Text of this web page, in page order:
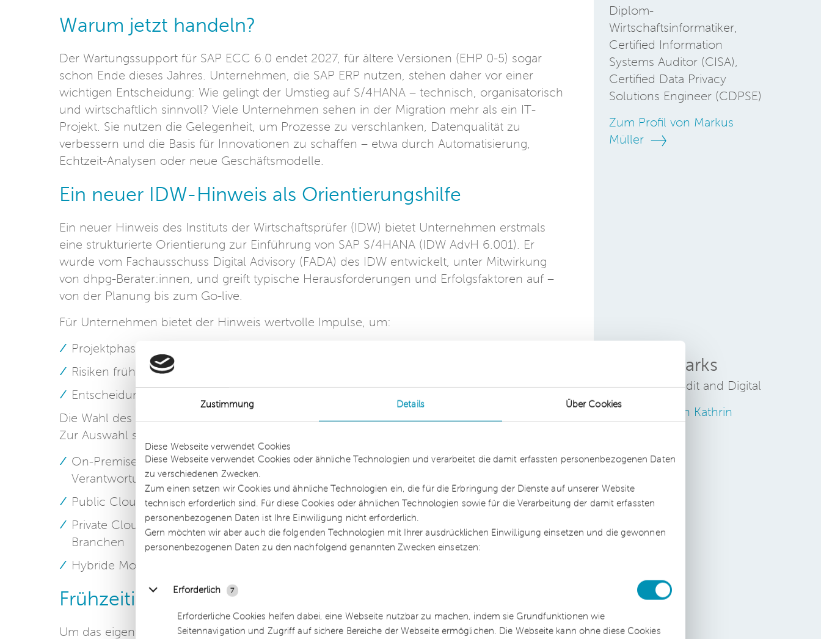
Zustimmung Details Über Cookies
Diese Webseite verwendet Cookies
Diese Webseite verwendet Cookies oder ähnliche Technologien und verarbeitet die damit erfassten personenbezogenen Daten
zu verschiedenen Zwecken.
Zum einen setzen wir Cookies und ähnliche Technologien ein, die für die Erbringung der Dienste auf unserer Website
technisch erforderlich sind. Für diese Cookies oder ähnlichen Technologien sowie für die Verarbeitung der damit erfassten
personenbezogenen Daten ist Ihre Einwilligung nicht erforderlich.
Gern möchten wir aber auch die folgenden Technologien mit Ihrer ausdrücklichen Einwilligung einsetzen und die gewonnen
personenbezogenen Daten zu den nachfolgend genannten Zwecken einsetzen:
Erforderlich 7
Erforderliche Cookies helfen dabei, eine Webseite nutzbar zu machen, indem sie Grundfunktionen wie
Seitennavigation und Zugriff auf sichere Bereiche der Webseite ermöglichen. Die Webseite kann ohne diese Cookies
Warum jetzt handeln?
Der Wartungssupport für SAP ECC 6.0 endet 2027, für ältere Versionen (EHP 0-5) sogar
schon Ende dieses Jahres. Unternehmen, die SAP ERP nutzen, stehen daher vor einer
wichtigen Entscheidung: Wie gelingt der Umstieg auf S/4HANA – technisch, organisatorisch
und wirtschaftlich sinnvoll? Viele Unternehmen sehen in der Migration mehr als ein IT-
Projekt. Sie nutzen die Gelegenheit, um Prozesse zu verschlanken, Datenqualität zu
verbessern und die Basis für Innovationen zu schaffen – etwa durch Automatisierung,
Echtzeit-Analysen oder neue Geschäftsmodelle.
Ein neuer IDW-Hinweis als Orientierungshilfe
Ein neuer Hinweis des Instituts der Wirtschaftsprüfer (IDW) bietet Unternehmen erstmals
eine strukturierte Orientierung zur Einführung von SAP S/4HANA (IDW AdvH 6.001). Er
wurde vom Fachausschuss Digital Advisory (FADA) des IDW entwickelt, unter Mitwirkung
von dhpg-Berater:innen, und greift typische Herausforderungen und Erfolgsfaktoren auf –
von der Planung bis zum Go-live.
Für Unternehmen bietet der Hinweis wertvolle Impulse, um:
Projektphasen klar zu strukturieren,
Risiken frühzeitig zu erkennen und
Entscheidungen zu Betriebsmodellen und Migrationsstrategien fundiert zu treffen.
Die Wahl des passenden Betriebsmodells ist ein zentraler Baustein der S/4HANA-Strategie.
Zur Auswahl stehen:
On-Premise: maximale Kontrolle über Systeme und Daten – aber auch volle
Verantwortung
Public Cloud: schnelle Einführung, geringere Kosten – dafür weniger Individualisierung
Private Cloud: mehr Flexibilität bei gleichzeitigem Cloud-Komfort – ideal für regulierte
Branchen
Hybride Modelle: Kombination aus On-Premise- und Cloud-Lösungen
Frühzeitig entlasten und Umstellung vorbereiten
Um das eigentliche Migrationsprojekt optimal zu steuern, empfiehlt es sich, bereits im
Diplom-
Wirtschaftsinformatiker,
Certified Information
Systems Auditor (CISA),
Certified Data Privacy
Solutions Engineer (CDPSE)
Zum Profil von Markus
Müller
Kathrin Tjarks
Director IT Audit and Digital
Zum Profil von Kathrin